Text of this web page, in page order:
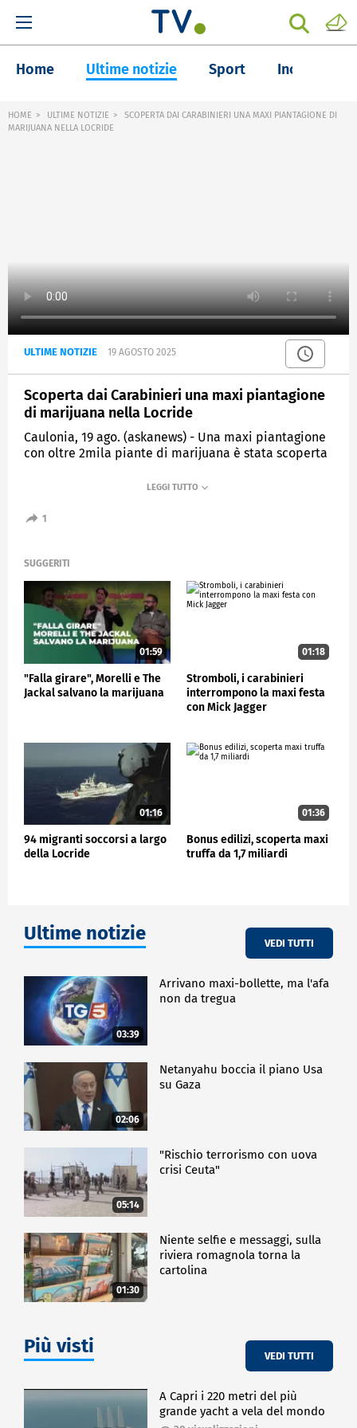
Home Ultime notizie Sport Inchieste
HOME ULTIME NOTIZIE
SCOPERTA DAI CARABINIERI UNA MAXI PIANTAGIONE DI
MARIJUANA NELLA LOCRIDE
ULTIME NOTIZIE 19 AGOSTO 2025
Scoperta dai Carabinieri una maxi piantagione
di marijuana nella Locride
Caulonia, 19 ago. (askanews) - Una maxi piantagione
con oltre 2mila piante di marijuana è stata scoperta
Calabria). La coltivazione, estesa e dotata di un
individuata durante un'attività di rastrellamento
Squadrone eliportato Cacciatori Calabria.
Le modalità di coltivazione e le dimensioni dell'area
avevano trasformato il sito in una vera impresa
agricola illegale, pronta a immettere ingenti
quantitativi di sostanza stupefacente sul mercato.
La presenza della piantagione evidenzia, spiegano i
militari dell'Arma, come le zone rurali e più difficili
da presidiare possano diventare rifugio di attività
criminali, favorite dall'isolamento e dalla fitta
1
SUGGERITI
01:59
"Falla girare", Morelli e The
Jackal salvano la marijuana
01:18
Stromboli, i carabinieri
interrompono la maxi festa
con Mick Jagger
01:16
94 migranti soccorsi a largo
della Locride
01:36
Bonus edilizi, scoperta maxi
truffa da 1,7 miliardi
Ultime notizie VEDI TUTTI
03:39
Arrivano maxi-bollette, ma l'afa
non da tregua
02:06
Netanyahu boccia il piano Usa
su Gaza
05:14
"Rischio terrorismo con uova
crisi Ceuta"
01:30
Niente selfie e messaggi, sulla
riviera romagnola torna la
cartolina
Più visti VEDI TUTTI
A Capri i 220 metri del più
grande yacht a vela del mondo